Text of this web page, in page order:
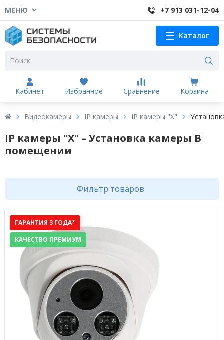
МЕНЮ +7 913 031-12-04
Каталог
Кабинет Избранное Сравнение Корзина
Видеокамеры IP камеры IP камеры "X"
IP камеры "X" – Установка камеры В
помещении
Фильтр товаров
ГАРАНТИЯ 3 ГОДА*
КАЧЕСТВО ПРЕМИУМ